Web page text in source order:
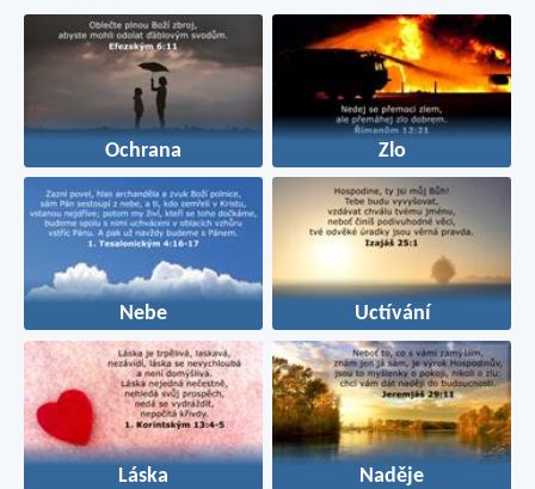
Ochrana Zlo
Nebe Uctívání
Láska Naděje